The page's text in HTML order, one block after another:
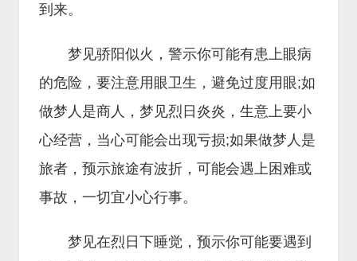
到来。
梦见骄阳似火，警示你可能有患上眼病
的危险，要注意用眼卫生，避免过度用眼;如
做梦人是商人，梦见烈日炎炎，生意上要小
心经营，当心可能会出现亏损;如果做梦人是
旅者，预示旅途有波折，可能会遇上困难或
事故，一切宜小心行事。
梦见在烈日下睡觉，预示你可能要遇到